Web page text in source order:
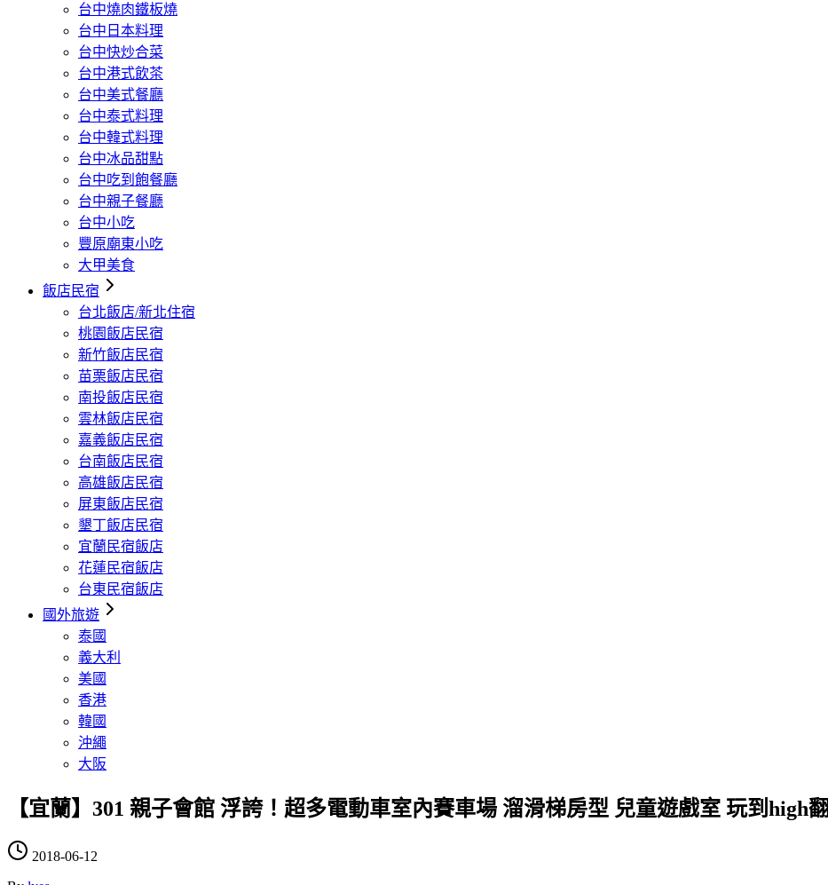
台中燒肉鐵板燒
台中日本料理
台中快炒合菜
台中港式飲茶
台中美式餐廳
台中泰式料理
台中韓式料理
台中冰品甜點
台中吃到飽餐廳
台中親子餐廳
台中小吃
豐原廟東小吃
大甲美食
飯店民宿
台北飯店/新北住宿
桃園飯店民宿
新竹飯店民宿
苗栗飯店民宿
南投飯店民宿
雲林飯店民宿
嘉義飯店民宿
台南飯店民宿
高雄飯店民宿
屏東飯店民宿
墾丁飯店民宿
宜蘭民宿飯店
花蓮民宿飯店
台東民宿飯店
國外旅遊
泰國
義大利
美國
香港
韓國
沖繩
大阪
【宜蘭】301 親子會館 浮誇！超多電動車室內賽車場 溜滑梯房型 兒童遊戲室 玩到high翻
2018-06-12